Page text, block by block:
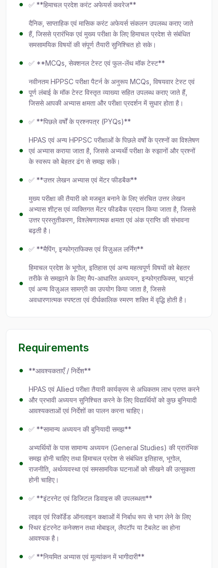
✅ **हिमाचल प्रदेश करंट अफेयर्स कवरेज**
दैनिक, साप्ताहिक एवं मासिक करंट अफेयर्स संकलन उपलब्ध कराए जाते
हैं, जिससे प्रारंभिक एवं मुख्य परीक्षा के लिए हिमाचल प्रदेश से संबंधित
समसामयिक विषयों की संपूर्ण तैयारी सुनिश्चित हो सके।
✅ **MCQs, सेक्शनल टेस्ट एवं फुल-लेंथ मॉक टेस्ट**
नवीनतम HPPSC परीक्षा पैटर्न के अनुरूप MCQs, विषयवार टेस्ट एवं
पूर्ण लंबाई के मॉक टेस्ट विस्तृत व्याख्या सहित उपलब्ध कराए जाते हैं,
जिससे आपकी अभ्यास क्षमता और परीक्षा प्रदर्शन में सुधार होता है।
✅ **पिछले वर्षों के प्रश्नपत्र (PYQs)**
HPAS एवं अन्य HPPSC परीक्षाओं के पिछले वर्षों के प्रश्नों का विश्लेषण
एवं अभ्यास कराया जाता है, जिससे अभ्यर्थी परीक्षा के रुझानों और प्रश्नों
के स्वरूप को बेहतर ढंग से समझ सकें।
✅ **उत्तर लेखन अभ्यास एवं मेंटर फीडबैक**
मुख्य परीक्षा की तैयारी को मजबूत बनाने के लिए संरचित उत्तर लेखन
अभ्यास शीट्स एवं व्यक्तिगत मेंटर फीडबैक प्रदान किया जाता है, जिससे
उत्तर प्रस्तुतीकरण, विश्लेषणात्मक क्षमता एवं अंक प्राप्ति की संभावना
बढ़ती है।
✅ **मैपिंग, इन्फोग्राफिक्स एवं विज़ुअल लर्निंग**
हिमाचल प्रदेश के भूगोल, इतिहास एवं अन्य महत्वपूर्ण विषयों को बेहतर
तरीके से समझाने के लिए मैप-आधारित अध्ययन, इन्फोग्राफिक्स, चार्ट्स
एवं अन्य विज़ुअल सामग्री का उपयोग किया जाता है, जिससे
अवधारणात्मक स्पष्टता एवं दीर्घकालिक स्मरण शक्ति में वृद्धि होती है।
Requirements
**आवश्यकताएँ / निर्देश**
HPAS एवं Allied परीक्षा तैयारी कार्यक्रम से अधिकतम लाभ प्राप्त करने
और प्रभावी अध्ययन सुनिश्चित करने के लिए विद्यार्थियों को कुछ बुनियादी
आवश्यकताओं एवं निर्देशों का पालन करना चाहिए।
✅ **सामान्य अध्ययन की बुनियादी समझ**
अभ्यर्थियों के पास सामान्य अध्ययन (General Studies) की प्रारंभिक
समझ होनी चाहिए तथा हिमाचल प्रदेश से संबंधित इतिहास, भूगोल,
राजनीति, अर्थव्यवस्था एवं समसामयिक घटनाओं को सीखने की उत्सुकता
होनी चाहिए।
✅ **इंटरनेट एवं डिजिटल डिवाइस की उपलब्धता**
लाइव एवं रिकॉर्डेड ऑनलाइन कक्षाओं में निर्बाध रूप से भाग लेने के लिए
स्थिर इंटरनेट कनेक्शन तथा मोबाइल, लैपटॉप या टैबलेट का होना
आवश्यक है।
✅ **नियमित अभ्यास एवं मूल्यांकन में भागीदारी**